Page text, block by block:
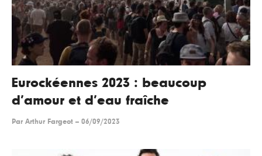
Eurockéennes 2023 : beaucoup
d’amour et d’eau fraîche
Par Arthur Fargeot -- 06/09/2023